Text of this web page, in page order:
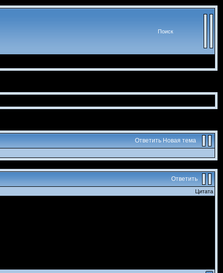
Поиск
Ответить Новая тема
Ответить
Цитата